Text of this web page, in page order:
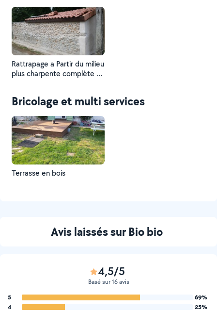
Rattrapage a Partir du milieu
plus charpente complète en
Bricolage et multi services
Terrasse en bois
Avis laissés sur Bio bio
4,5/5
Basé sur 16 avis
5
69%
4
25%